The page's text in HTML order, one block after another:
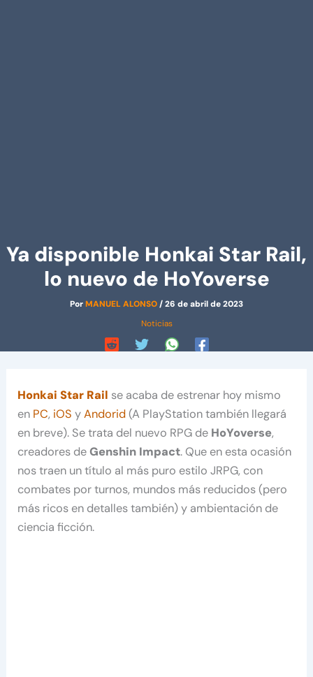
Ya disponible Honkai Star Rail,
lo nuevo de HoYoverse
PorMANUEL ALONSO/26 de abril de 2023
Noticias
Honkai Star Rail se acaba de estrenar hoy mismo
en PC, iOS yAndorid(A PlayStation también llegará
en breve). Se trata del nuevo RPG de HoYoverse,
creadores deGenshin Impact. Que en esta ocasión
nos traen un título al más puro estilo JRPG, con
combates por turnos, mundos más reducidos (pero
más ricos en detalles también) y ambientación de
ciencia ficción.